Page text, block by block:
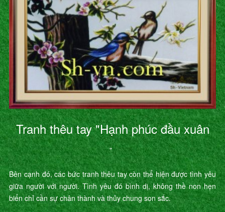
Tranh thêu tay "Hạnh phúc đầu xuân
"
Bên cạnh đó, các bức tranh thêu tay còn thể hiện được tình yêu
giữa người với người. Tình yêu đó bình dị, không thề non hẹn
biển chỉ cần sự chân thành và thủy chung son sắc.